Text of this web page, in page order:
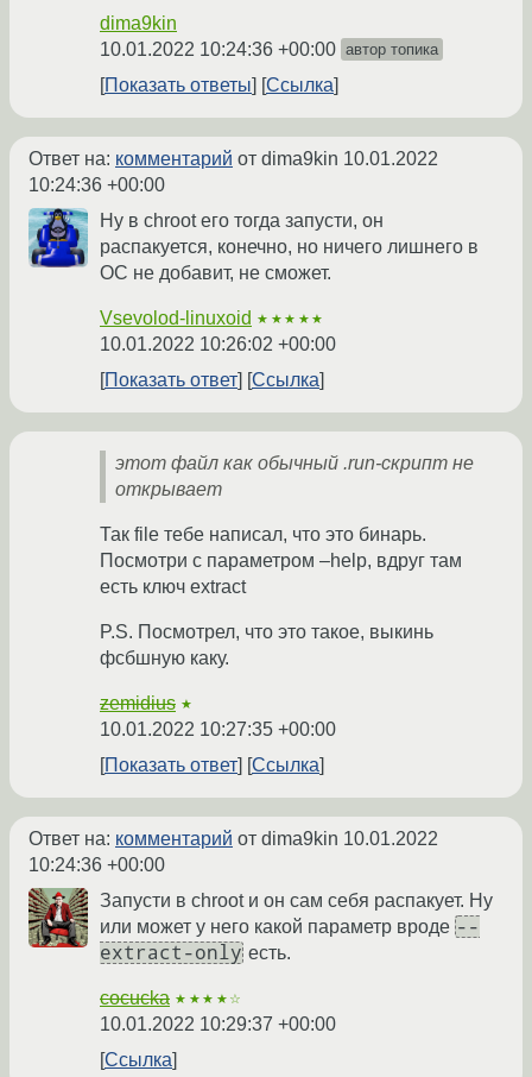
dima9kin
10.01.2022 10:24:36 +00:00 автор топика
Показать ответы Ссылка
Ответ на: комментарий от dima9kin 10.01.2022
10:24:36 +00:00
Ну в chroot его тогда запусти, он
распакуется, конечно, но ничего лишнего в
ОС не добавит, не сможет.
Vsevolod-linuxoid ★★★★★
10.01.2022 10:26:02 +00:00
Показать ответ
Ссылка
этот файл как обычный .run-скрипт не
открывает
Так file тебе написал, что это бинарь.
Посмотри с параметром –help, вдруг там
есть ключ extract
P.S. Посмотрел, что это такое, выкинь
фсбшную каку.
zemidius ★
10.01.2022 10:27:35 +00:00
Показать ответ
Ссылка
Ответ на: комментарий от dima9kin 10.01.2022
10:24:36 +00:00
Запусти в chroot и он сам себя распакует. Ну
или может у него какой параметр вроде --
extract-only есть.
cocucka ★★★★☆
10.01.2022 10:29:37 +00:00
Ссылка